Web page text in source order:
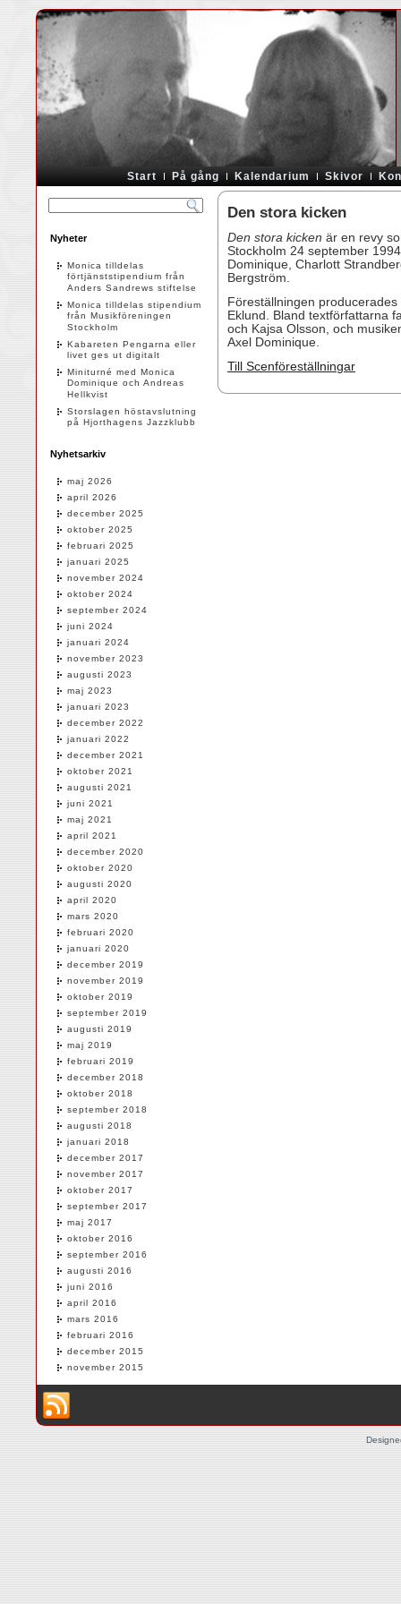
Start På gång Kalendarium Skivor
Nyheter
Monica tilldelas
förtjänststipendium från
Anders Sandrews stiftelse
Monica tilldelas stipendium
från Musikföreningen
Stockholm
Kabareten Pengarna eller
livet ges ut digitalt
Miniturné med Monica
Dominique och Andreas
Hellkvist
Storslagen höstavslutning
på Hjorthagens Jazzklubb
Nyhetsarkiv
maj 2026
april 2026
december 2025
oktober 2025
februari 2025
januari 2025
november 2024
oktober 2024
september 2024
juni 2024
januari 2024
november 2023
augusti 2023
maj 2023
januari 2023
december 2022
januari 2022
december 2021
oktober 2021
augusti 2021
juni 2021
maj 2021
april 2021
december 2020
oktober 2020
augusti 2020
april 2020
mars 2020
februari 2020
januari 2020
december 2019
november 2019
oktober 2019
september 2019
augusti 2019
maj 2019
februari 2019
december 2018
oktober 2018
september 2018
augusti 2018
januari 2018
december 2017
november 2017
oktober 2017
september 2017
maj 2017
oktober 2016
september 2016
augusti 2016
juni 2016
april 2016
mars 2016
februari 2016
december 2015
november 2015
Den stora kicken
Den stora kicken är en revy
Stockholm 24 september
Dominique, Charlott
Bergström.
Föreställningen
Eklund. Bland textförfattarna
och Kajsa Olsson, och
Axel Dominique.
Till Scenföreställningar